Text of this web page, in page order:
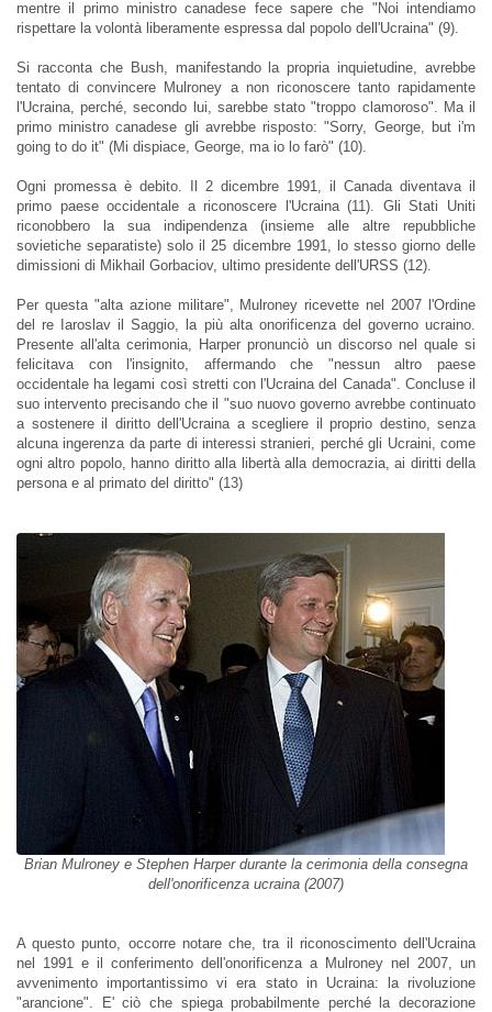
mentre il primo ministro canadese fece sapere che "Noi intendiamo
rispettare la volontà liberamente espressa dal popolo dell'Ucraina" (9).
Si racconta che Bush, manifestando la propria inquietudine, avrebbe
tentato di convincere Mulroney a non riconoscere tanto rapidamente
l'Ucraina, perché, secondo lui, sarebbe stato "troppo clamoroso". Ma il
primo ministro canadese gli avrebbe risposto: "Sorry, George, but i'm
going to do it" (Mi dispiace, George, ma io lo farò" (10).
Ogni promessa è debito. Il 2 dicembre 1991, il Canada diventava il
primo paese occidentale a riconoscere l'Ucraina (11). Gli Stati Uniti
riconobbero la sua indipendenza (insieme alle altre repubbliche
sovietiche separatiste) solo il 25 dicembre 1991, lo stesso giorno delle
dimissioni di Mikhail Gorbaciov, ultimo presidente dell'URSS (12).
Per questa "alta azione militare", Mulroney ricevette nel 2007 l'Ordine
del re Iaroslav il Saggio, la più alta onorificenza del governo ucraino.
Presente all'alta cerimonia, Harper pronunciò un discorso nel quale si
felicitava con l'insignito, affermando che "nessun altro paese
occidentale ha legami così stretti con l'Ucraina del Canada". Concluse il
suo intervento precisando che il "suo nuovo governo avrebbe continuato
a sostenere il diritto dell'Ucraina a scegliere il proprio destino, senza
alcuna ingerenza da parte di interessi stranieri, perché gli Ucraini, come
ogni altro popolo, hanno diritto alla libertà alla democrazia, ai diritti della
persona e al primato del diritto" (13)
Brian Mulroney e Stephen Harper durante la cerimonia della consegna
dell'onorificenza ucraina (2007)
A questo punto, occorre notare che, tra il riconoscimento dell'Ucraina
nel 1991 e il conferimento dell'onorificenza a Mulroney nel 2007, un
avvenimento importantissimo vi era stato in Ucraina: la rivoluzione
"arancione". E' ciò che spiega probabilmente perché la decorazione